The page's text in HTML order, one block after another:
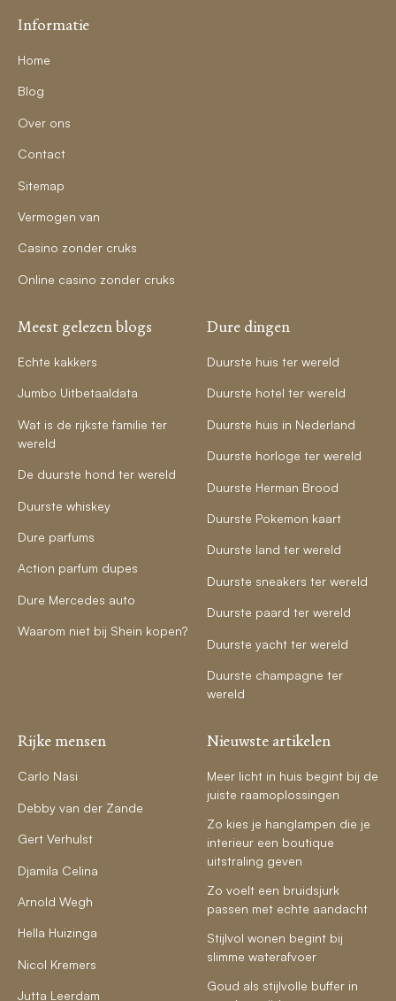
Informatie
Home
Blog
Over ons
Contact
Sitemap
Vermogen van
Casino zonder cruks
Online casino zonder cruks
Meest gelezen blogs
Echte kakkers
Jumbo Uitbetaaldata
Wat is de rijkste familie ter
wereld
De duurste hond ter wereld
Duurste whiskey
Dure parfums
Action parfum dupes
Dure Mercedes auto
Waarom niet bij Shein kopen?
Dure dingen
Duurste huis ter wereld
Duurste hotel ter wereld
Duurste huis in Nederland
Duurste horloge ter wereld
Duurste Herman Brood
Duurste Pokemon kaart
Duurste land ter wereld
Duurste sneakers ter wereld
Duurste paard ter wereld
Duurste yacht ter wereld
Duurste champagne ter
wereld
Rijke mensen
Carlo Nasi
Debby van der Zande
Gert Verhulst
Djamila Celina
Arnold Wegh
Hella Huizinga
Nicol Kremers
Jutta Leerdam
Nieuwste artikelen
Meer licht in huis begint bij de
juiste raamoplossingen
Zo kies je hanglampen die je
interieur een boutique
uitstraling geven
Zo voelt een bruidsjurk
passen met echte aandacht
Stijlvol wonen begint bij
slimme waterafvoer
Goud als stijlvolle buffer in